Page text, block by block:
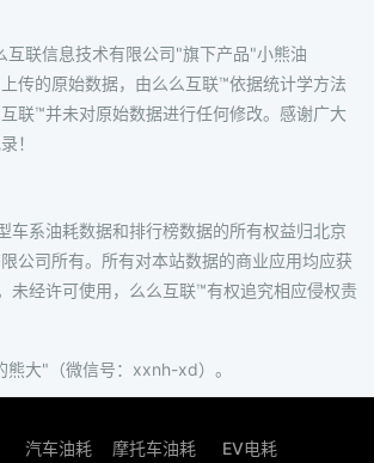
互联信息技术有限公司"旗下产品"小熊油
传的原始数据，由么么互联™依据统计学方法
联™并未对原始数据进行任何修改。感谢广大
！
车系油耗数据和排行榜数据的所有权益归北京
公司所有。所有对本站数据的商业应用均应获
未经许可使用，么么互联™有权追究相应侵权责
熊大"（微信号：xxnh-xd）。
汽车油耗 摩托车油耗 EV电耗